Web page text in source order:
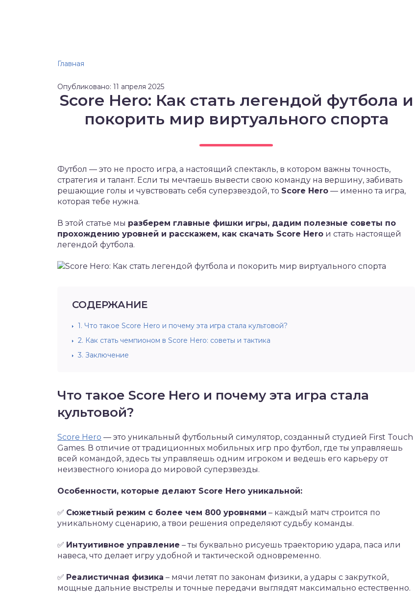
Главная
Опубликовано: 11 апреля 2025
Score Hero: Как стать легендой футбола и
покорить мир виртуального спорта
Футбол — это не просто игра, а настоящий спектакль, в котором важны точность,
стратегия и талант. Если ты мечтаешь вывести свою команду на вершину, забивать
решающие голы и чувствовать себя суперзвездой, то Score Hero — именно та игра,
которая тебе нужна.
В этой статье мы разберем главные фишки игры, дадим полезные советы по
прохождению уровней и расскажем, как скачать Score Hero и стать настоящей
легендой футбола.
СОДЕРЖАНИЕ
1. Что такое Score Hero и почему эта игра стала культовой?
2. Как стать чемпионом в Score Hero: советы и тактика
3. Заключение
Что такое Score Hero и почему эта игра стала
культовой?
Score Hero — это уникальный футбольный симулятор, созданный студией First Touch
Games. В отличие от традиционных мобильных игр про футбол, где ты управляешь
всей командой, здесь ты управляешь одним игроком и ведешь его карьеру от
неизвестного юниора до мировой суперзвезды.
Особенности, которые делают Score Hero уникальной:
✅ Сюжетный режим с более чем 800 уровнями – каждый матч строится по
уникальному сценарию, а твои решения определяют судьбу команды.
✅ Интуитивное управление – ты буквально рисуешь траекторию удара, паса или
навеса, что делает игру удобной и тактической одновременно.
✅ Реалистичная физика – мячи летят по законам физики, а удары с закруткой,
мощные дальние выстрелы и точные передачи выглядят максимально естественно.